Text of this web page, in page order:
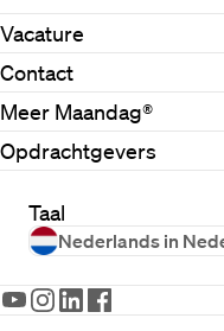
Vacature
Contact
Meer Maandag®
Opdrachtgevers
Taal
Nederlands in